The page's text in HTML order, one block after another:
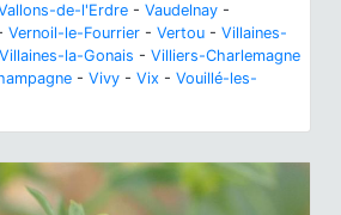
de-l'Erdre - Vaudelnay -
Vernoil-le-Fourrier - Vertou - Villaines-
Villaines-la-Gonais - Villiers-Charlemagne
- Vivy - Vix - Vouillé-les-